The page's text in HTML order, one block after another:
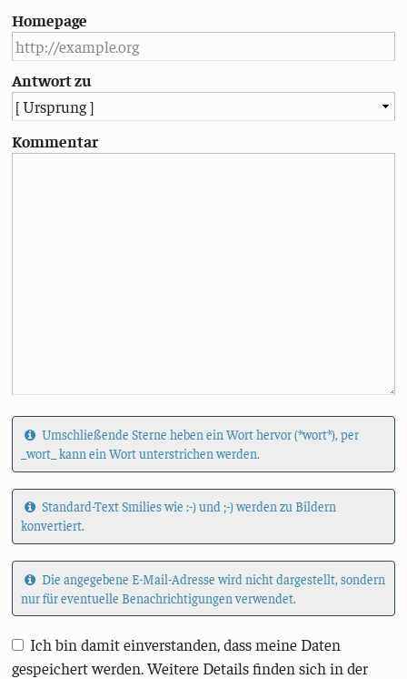
Homepage
Antwort zu
Kommentar
Umschließende Sterne heben ein Wort hervor (*wort*), per
_wort_ kann ein Wort unterstrichen werden.
Standard-Text Smilies wie :-) und ;-) werden zu Bildern
konvertiert.
Die angegebene E-Mail-Adresse wird nicht dargestellt, sondern
nur für eventuelle Benachrichtigungen verwendet.
Ich bin damit einverstanden, dass meine Daten
gespeichert werden. Weitere Details finden sich in der